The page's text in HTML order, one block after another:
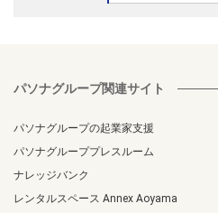
パソナグループ関連サイト
パソナグループの起業家支援
パソナグループプレスルーム
ナレッジバンク
レンタルスペース Annex Aoyama